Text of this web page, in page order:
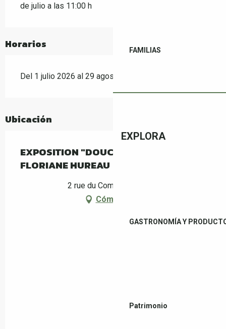
FAMILIAS
EXPLORA
GASTRONOMÍA Y
Patrimonio
de julio a las 11:00 h
Horarios
Del 1 julio 2026 al 29 agosto 2026
Ubicación
EXPOSITION "DOUCEUR SAUVAGE" DE
FLORIANE HUREAU
2 rue du Commerce, Céret
Cómo llegar